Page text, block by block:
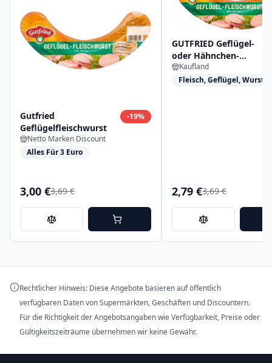
Gutfried
Geflügelfleischwurst
-19%
Netto Marken Discount
Alles Für 3 Euro
3,00 €3,69 €
GUTFRIED Geflügel-
oder Hähnchen-
Fleischwurst
Kaufland
Fleisch, Geflügel, Wurst
2,79 €3,69 €
Rechtlicher Hinweis: Diese Angebote basieren auf öffentlich
verfügbaren Daten von Supermärkten, Geschäften und Discountern.
Für die Richtigkeit der Angebotsangaben wie Verfügbarkeit, Preise oder
Gültigkeitszeiträume übernehmen wir keine Gewähr.